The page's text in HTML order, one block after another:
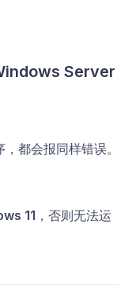
Server
都会报同样错误。
11 ，否则无法运